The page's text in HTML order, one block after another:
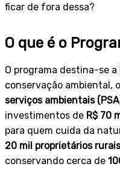
ficar de fora dessa?
O que é o
O programa destina-se
conservação ambiental,
serviços ambientais
investimentos de R$ 70
para quem cuida da
20 mil proprietários rurais
conservando cerca de